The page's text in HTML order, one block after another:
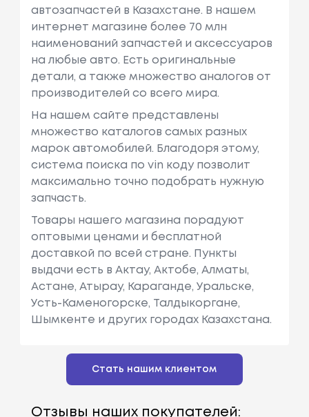
автозапчастей в Казахстане. В нашем
интернет магазине более 70 млн
наименований запчастей и аксессуаров
на любые авто. Есть оригинальные
детали, а также множество аналогов от
производителей со всего мира.
На нашем сайте представлены
множество каталогов самых разных
марок автомобилей. Благодоря этому,
система поиска по vin коду позволит
максимально точно подобрать нужную
запчасть.
Товары нашего магазина порадуют
оптовыми ценами и бесплатной
доставкой по всей стране. Пункты
выдачи есть в Актау, Актобе, Алматы,
Астане, Атырау, Караганде, Уральске,
Усть-Каменогорске, Талдыкоргане,
Шымкенте и других городах Казахстана.
Стать нашим клиентом
Отзывы наших покупателей: